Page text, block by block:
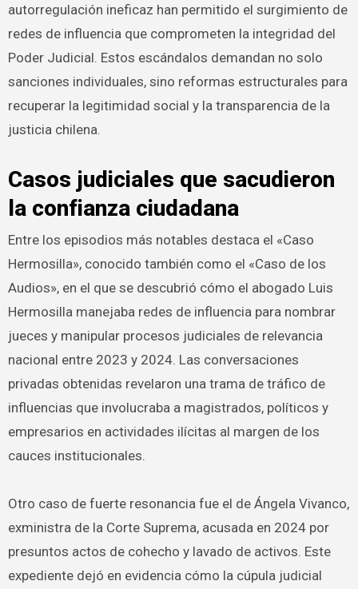
autorregulación ineficaz han permitido el surgimiento de
redes de influencia que comprometen la integridad del
Poder Judicial. Estos escándalos demandan no solo
sanciones individuales, sino reformas estructurales para
recuperar la legitimidad social y la transparencia de la
justicia chilena.
Casos judiciales que sacudieron
la confianza ciudadana
Entre los episodios más notables destaca el «Caso
Hermosilla», conocido también como el «Caso de los
Audios», en el que se descubrió cómo el abogado Luis
Hermosilla manejaba redes de influencia para nombrar
jueces y manipular procesos judiciales de relevancia
nacional entre 2023 y 2024. Las conversaciones
privadas obtenidas revelaron una trama de tráfico de
influencias que involucraba a magistrados, políticos y
empresarios en actividades ilícitas al margen de los
cauces institucionales.
Otro caso de fuerte resonancia fue el de Ángela Vivanco,
exministra de la Corte Suprema, acusada en 2024 por
presuntos actos de cohecho y lavado de activos. Este
expediente dejó en evidencia cómo la cúpula judicial